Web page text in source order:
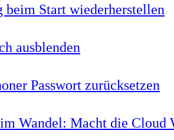
beim Start wiederherstellen
ausblenden
Passwort zurücksetzen
Wandel: Macht die Cloud